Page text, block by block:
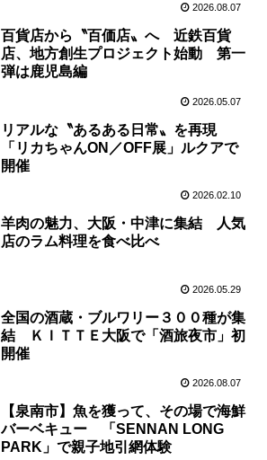
2026.08.07
百貨店から〝百価店〟へ 近鉄百貨
店、地方創生プロジェクト始動 第一
弾は鹿児島編
2026.05.07
リアルな〝あるある日常〟を再現
「リカちゃんON／OFF展」ルクアで
開催
2026.02.10
羊肉の魅力、大阪・中津に集結 人気
店のラム料理を食べ比べ
2026.05.29
全国の酒蔵・ブルワリー３００種が集
結 ＫＩＴＴＥ大阪で「酒旅夜市」初
開催
2026.08.07
【泉南市】魚を獲って、その場で海鮮
バーベキュー 「SENNAN LONG
PARK」で親子地引網体験